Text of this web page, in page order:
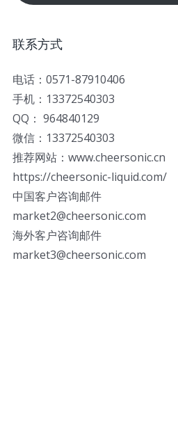
联系方式
电话：0571-87910406
手机：13372540303
QQ： 964840129
微信：13372540303
推荐网站：www.cheersonic.cn
https://cheersonic-liquid.com/
中国客户咨询邮件
market2@cheersonic.com
海外客户咨询邮件
market3@cheersonic.com